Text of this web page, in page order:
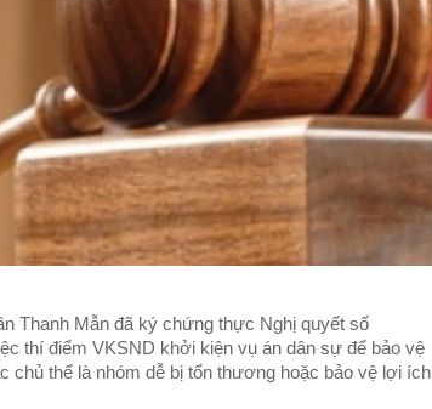
Thanh Mẫn đã ký chứng thực Nghị quyết số
thí điểm VKSND khởi kiện vụ án dân sự để bảo vệ
chủ thể là nhóm dễ bị tổn thương hoặc bảo vệ lợi ích